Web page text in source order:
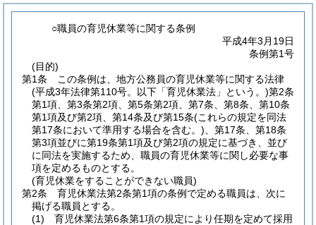
○職員の育児休業等に関する条例
平成4年3月19日
条例第1号
(目的)
第1条
この条例は、地方公務員の育児休業等に関する法律
(平成3年法律第110号。以下「育児休業法」という。)第2条
第1項、第3条第2項、第5条第2項、第7条、第8条、第10条
第1項及び第2項、第14条及び第15条(これらの規定を同法
第17条において準用する場合を含む。) 、第17条、第18条
第3項並びに第19条第1項及び第2項の規定に基づき、並び
に同法を実施するため、職員の育児休業等に関し必要な事
項を定めるものとする。
(育児休業をすることができない職員)
第2条
育児休業法第2条第1項の条例で定める職員は、次に
掲げる職員とする。
(1)
育児休業法第6条第1項の規定により任期を定めて採用